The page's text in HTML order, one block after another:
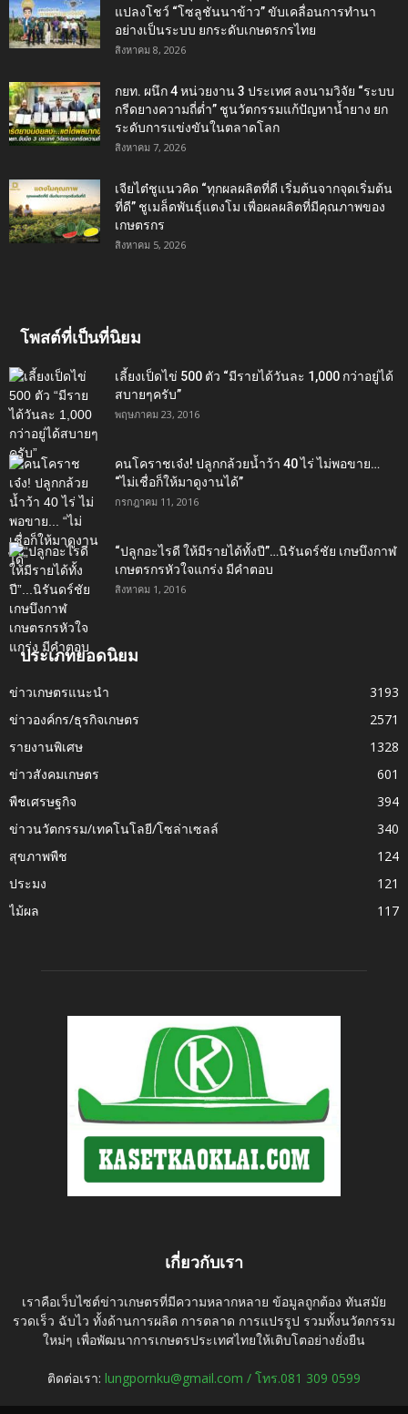
แปลงโชว์ “โซลูชันนาข้าว” ขับเคลื่อนการทำนา
อย่างเป็นระบบ ยกระดับเกษตรกรไทย
สิงหาคม 8, 2026
กยท. ผนึก 4 หน่วยงาน 3 ประเทศ ลงนามวิจัย “ระบบ
กรีดยางความถี่ต่ำ” ชูนวัตกรรมแก้ปัญหาน้ำยาง ยก
ระดับการแข่งขันในตลาดโลก
สิงหาคม 7, 2026
เจียไต๋ชูแนวคิด “ทุกผลผลิตที่ดี เริ่มต้นจากจุดเริ่มต้น
ที่ดี” ชูเมล็ดพันธุ์แตงโม เพื่อผลผลิตที่มีคุณภาพของ
เกษตรกร
สิงหาคม 5, 2026
โพสต์ที่เป็นที่นิยม
เลี้ยงเป็ดไข่ 500 ตัว “มีรายได้วันละ 1,000 กว่าอยู่ได้
สบายๆครับ”
พฤษภาคม 23, 2016
คนโคราชเจ๋ง! ปลูกกล้วยน้ำว้า 40 ไร่ ไม่พอขาย…
“ไม่เชื่อก็ให้มาดูงานได้”‬
กรกฎาคม 11, 2016
“ปลูกอะไรดี ให้มีรายได้ทั้งปี”…นิรันดร์ชัย เกษบึงกาฬ
เกษตรกรหัวใจแกร่ง มีคำตอบ
สิงหาคม 1, 2016
ประเภทยอดนิยม
ข่าวเกษตรแนะนำ
3193
ข่าวองค์กร/ธุรกิจเกษตร
2571
รายงานพิเศษ
1328
ข่าวสังคมเกษตร
601
พืชเศรษฐกิจ
394
ข่าวนวัตกรรม/เทคโนโลยี/โซล่าเซลล์
340
สุขภาพพืช
124
ประมง
121
ไม้ผล
117
เกี่ยวกับเรา
เราคือเว็บไซต์ข่าวเกษตรที่มีความหลากหลาย ข้อมูลถูกต้อง ทันสมัย
รวดเร็ว ฉับไว ทั้งด้านการผลิต การตลาด การแปรรูป รวมทั้งนวัตกรรม
ใหม่ๆ เพื่อพัฒนาการเกษตรประเทศไทยให้เติบโตอย่างยั่งยืน
ติดต่อเรา: lungpornku@gmail.com / โทร.081 309 0599